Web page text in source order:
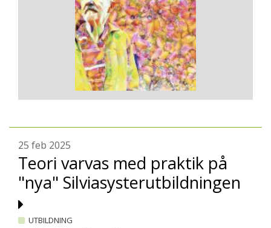
25 feb 2025
Teori varvas med praktik på
"nya" Silviasysterutbildningen
UTBILDNING